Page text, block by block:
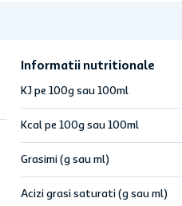
Informatii nutritionale
KJ pe 100g sau 100ml
Kcal pe 100g sau 100ml
Grasimi (g sau ml)
Acizi grasi saturati (g sau ml)